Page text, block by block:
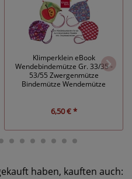
Klimperklein eBook
Wendebindemütze Gr. 33/35 -
53/55 Zwergenmütze
Bindemütze Wendemütze
6,50 € *
haben, kauften auch: